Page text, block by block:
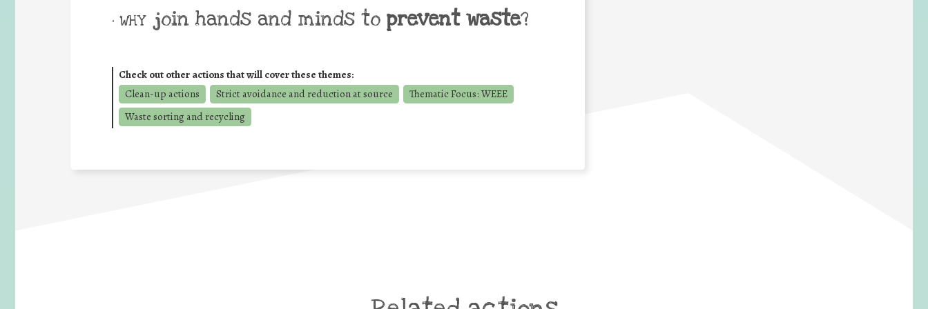
• WHY join hands and minds to prevent waste?
Check out other actions that will cover these themes:
Clean-up actions
Strict avoidance and reduction at source
Thematic Focus: WEEE
Waste sorting and recycling